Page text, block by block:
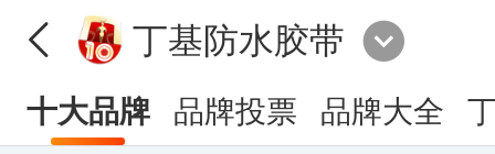
丁基防水胶带
十大品牌 品牌投票 品牌大全